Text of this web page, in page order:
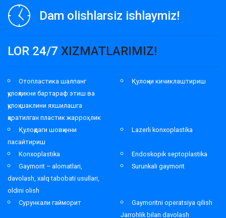
Dam olishlarsiz ishlaymiz!
LOR 24/7 XIZMATLARIMIZ!
Отопластика шалпанг
қулоқликни бартараф этиш ва
қулоқ шаклини яхшилашга
қаратилган пластик жарроҳлик
Қулоқни кичиклаштириш
Қулоқдаги шовқинни
пасайтириш
Lazerli konxoplastika
Konxoplastika
Endoskopik septoplastika
Gaymorit – alomatlari,
davolash, xalq tabobati usullari,
oldini olish
Surunkali gaymorit
Сурункали гайморит
Gaymoritni operatsiya qilish
Jarrohlik bilan davolash